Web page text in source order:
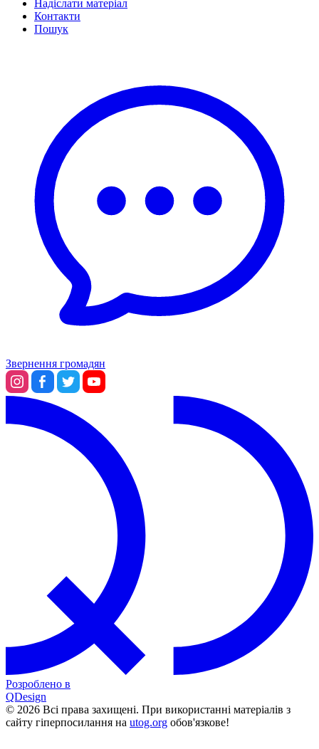
Надіслати матеріал
Контакти
Пошук
Звернення громадян
Розроблено в
QDesign
© 2026 Всі права захищені. При використанні матеріалів з
сайту гіперпосилання на utog.org обов'язкове!